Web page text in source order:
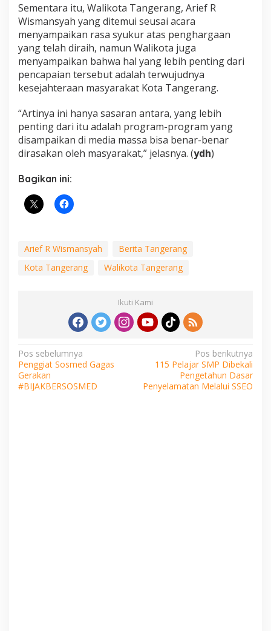
Sementara itu, Walikota Tangerang, Arief R
Wismansyah yang ditemui seusai acara
menyampaikan rasa syukur atas penghargaan
yang telah diraih, namun Walikota juga
menyampaikan bahwa hal yang lebih penting dari
pencapaian tersebut adalah terwujudnya
kesejahteraan masyarakat Kota Tangerang.
“Artinya ini hanya sasaran antara, yang lebih
penting dari itu adalah program-program yang
disampaikan di media massa bisa benar-benar
dirasakan oleh masyarakat,” jelasnya. (ydh)
Bagikan ini:
Arief R Wismansyah
Berita Tangerang
Kota Tangerang
Walikota Tangerang
Ikuti Kami
Navigasi
pos
Pos sebelumnya
Penggiat Sosmed Gagas
Gerakan
#BIJAKBERSOSMED
Pos berikutnya
115 Pelajar SMP Dibekali
Pengetahun Dasar
Penyelamatan Melalui SSEO